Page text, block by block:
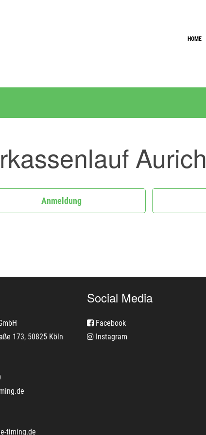
HOME
Aurich
Anmeldung
173, 50825 Köln
timing.de
Social Media
Facebook
Instagram